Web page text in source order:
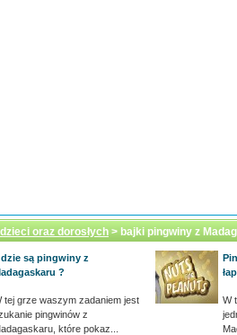
oraz dorosłych > bajki pingwiny z
są pingwiny z
?
tej grze waszym zadaniem jest
pingwinów z
które pokaz...
W